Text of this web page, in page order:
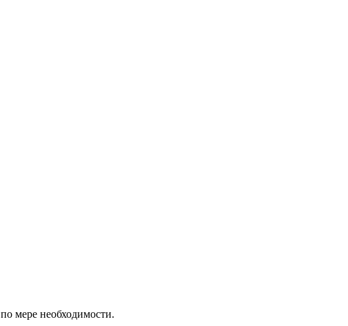
мере необходимости.